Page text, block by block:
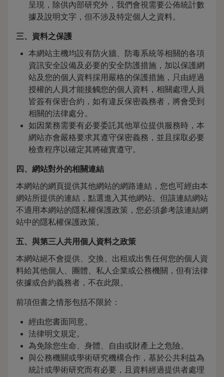
呈現，除供內部研究外，我們會視需要公佈統計數
據及說明文字，但不涉及特定個人之資料。
三、資料之保護
本網站主機均設有防火牆、防毒系統等相關的各項
資訊安全設備及必要的安全防護措施，加以保護網
站及您的個人資料採用嚴格的保護措施，只由經過
授權的人員才能接觸您的個人資料，相關處理人員
皆簽有保密合約，如有違反保密義務者，將會受到
相關的法律處分。
如因業務需要有必要委託其他單位提供服務時，本
網站亦會嚴格要求其遵守保密義務，並且採取必要
檢查程序以確定其將確實遵守。
四、網站對外的相關連結
本網站的網頁提供其他網站的網路連結，您也可經由本
網站所提供的連結，點選進入其他網站。但該連結網站
不適用本網站的隱私權保護政策，您必須參考該連結網
站中的隱私權保護政策。
五、與第三人共用個人資料之政策
本網站絕不會提供、交換、出租或出售任何您的個人資
料給其他個人、團體、私人企業或公務機關，但有法律
依據或合約義務者，不在此限。
前項但書之情形包括不限於：
經由您書面同意。
法律明文規定。
為免除您生命、身體、自由或財產上之危險。
與公務機關或學術研究機構合作，基於公共利益為
統計或學術研究而有必要，且資料經過提供者處理